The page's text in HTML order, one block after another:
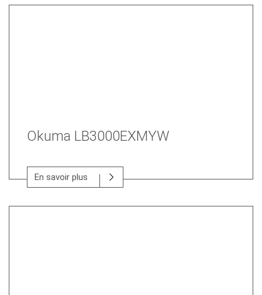
Okuma LB3000EXMYW
En savoir plus